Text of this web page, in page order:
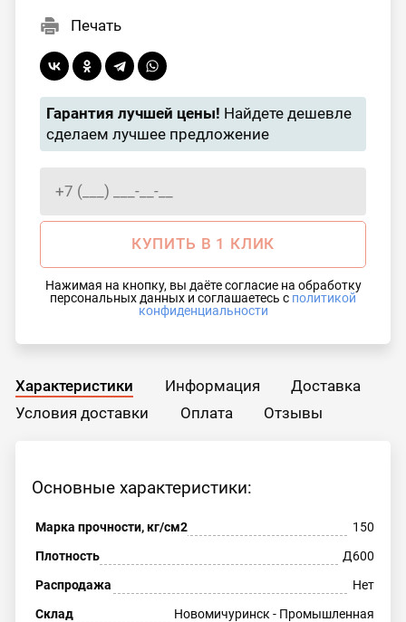
Печать
Гарантия лучшей цены! Найдете дешевле
сделаем лучшее предложение
КУПИТЬ В 1 КЛИК
Нажимая на кнопку, вы даёте согласие на обработку
персональных данных и соглашаетесь с политикой
конфиденциальности
Характеристики Информация
Доставка
Условия доставки
Оплата Отзывы
Основные характеристики:
Марка прочности, кг/см2
150
Плотность
Д600
Распродажа
Нет
Склад
Новомичуринск - Промышленная